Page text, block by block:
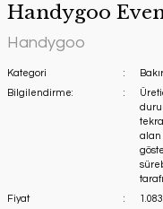
Handygoo
Handygoo
Kategori
Bilgilendirme:
alan
Fiyat